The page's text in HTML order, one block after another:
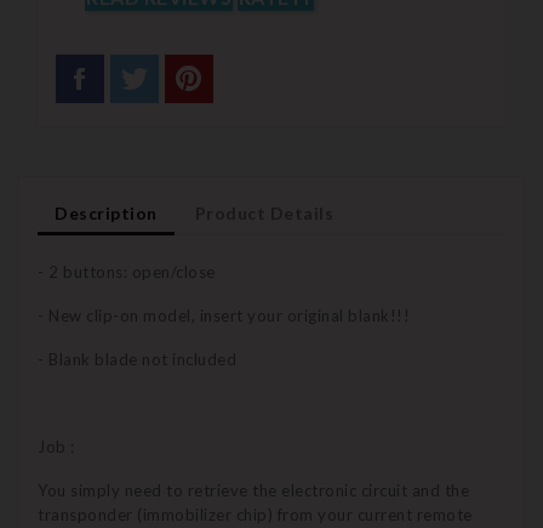
Description
- 2 buttons: open/close
- New clip-on model, insert your original blank!!!
- Blank blade not included
Job :
You simply need to retrieve the electronic circuit and the
transponder (immobilizer chip) from your current remote